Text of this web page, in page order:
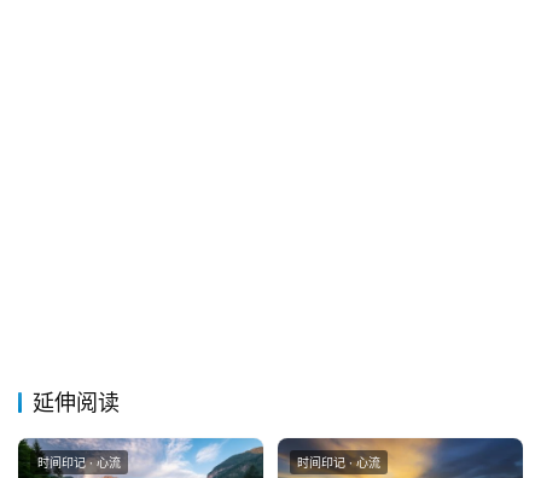
延伸阅读
时间印记 · 心流 时间印记 · 心流